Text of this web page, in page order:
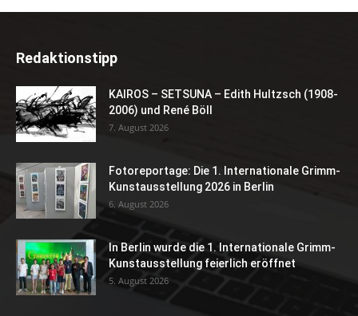
Redaktionstipp
KAIROS – SETSUNA – Edith Hultzsch (1908-
2006) und René Böll
7. August 2026
Fotoreportage: Die 1. Internationale Grimm-
Kunstausstellung 2026 in Berlin
6. August 2026
In Berlin wurde die 1. Internationale Grimm-
Kunstausstellung feierlich eröffnet
5. August 2026